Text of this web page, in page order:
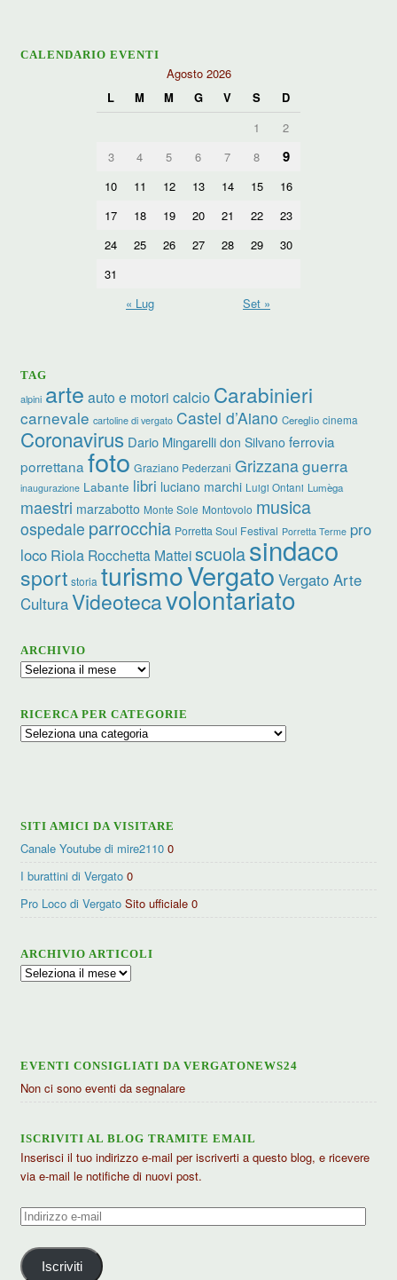
CALENDARIO EVENTI
Agosto 2026
L
M M G V S
D
1
2
3
4 5 6 7 8 9
10 11 12 13 14 15
16
17
18 19 20 21 22
23
24
25 26 27 28 29
30
31
« Lug
Set »
TAG
alpini arte auto e motori calcio Carabinieri
carnevale cartoline di vergato Castel d’Aiano Cereglio cinema
Coronavirus Dario Mingarelli don Silvano ferrovia
porrettana foto Graziano Pederzani Grizzanaguerra
inaugurazione Labante libri luciano marchi Luigi Ontani Lumèga
maestri marzabotto Monte Sole Montovolo musica
ospedale parrocchia Porretta Soul Festival Porretta Terme pro
loco Riola Rocchetta Matteiscuolasindaco
sport storia turismoVergato Vergato Arte
CulturaVideotecavolontariato
ARCHIVIO
Archivio
RICERCA PER CATEGORIE
Ricerca
SITI AMICI DA VISITARE
Canale Youtube di mire2110 0
I burattini di Vergato 0
Pro Loco di Vergato Sito ufficiale 0
ARCHIVIO ARTICOLI
Archivio
EVENTI CONSIGLIATI DA VERGATONEWS24
Non ci sono eventi da segnalare
ISCRIVITI AL BLOG TRAMITE EMAIL
Inserisci il tuo indirizzo e-mail per iscriverti a questo blog, e ricevere
via e-mail le notifiche di nuovi post.
Indirizzo
mail
Iscriviti